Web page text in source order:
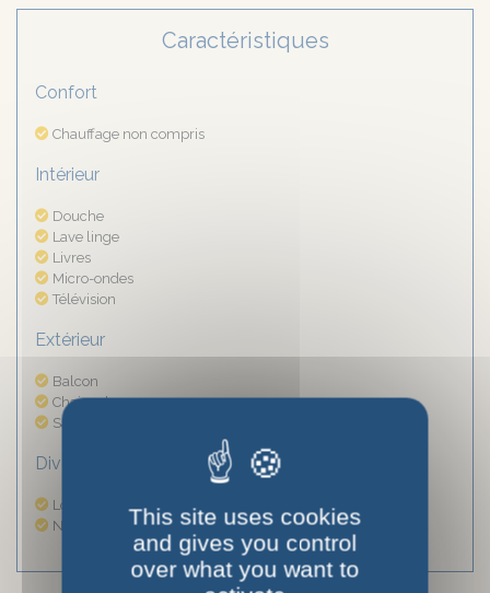
Caractéristiques
Confort
Chauffage non compris
Intérieur
Douche
Lave linge
Livres
Micro-ondes
Télévision
Extérieur
Balcon
Chaises longues
Salon de jardin
Divers
Location de draps et linge de toilette
Nettoyage optionnelThis site uses cookies
and gives you control
over what you want to